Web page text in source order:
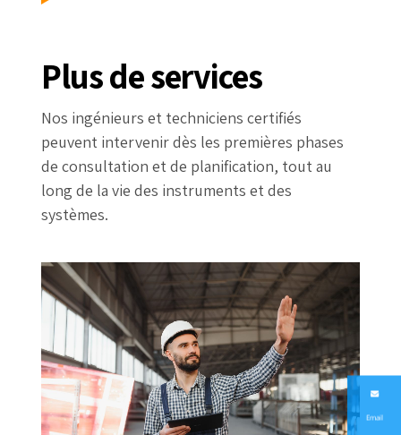
Plus de services
Nos ingénieurs et techniciens certifiés
peuvent intervenir dès les premières phases
de consultation et de planification, tout au
long de la vie des instruments et des
systèmes.
Email